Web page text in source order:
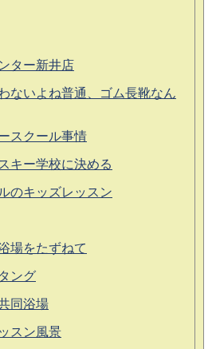
ター新井店
ないよね普通、ゴム長靴なん
スクール事情
キー学校に決める
のキッズレッスン
場をたずねて
ング
同浴場
スン風景